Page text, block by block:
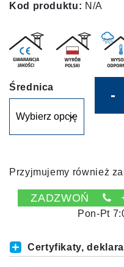
Kod produktu: N/A
Średnica
Przyjmujemy również
ZADZWOŃ
Pon-Pt
Certyfikaty,